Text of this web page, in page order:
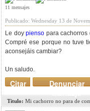
11 mensajes
Publicado: Wednesday 13 de
Le doypienso para cachorros
Compré ese porque no tuve
aconsejáis cambiar?
Un saludo.
Denunciar
mensaje
Citar
Titulo: Mi cachorro no para de